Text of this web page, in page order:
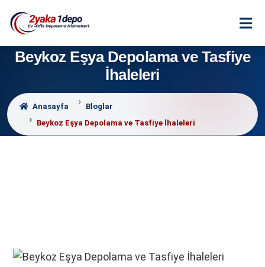
Beykoz Eşya Depolama ve Tasfiye
İhaleleri
Anasayfa
Bloglar
Beykoz Eşya Depolama ve Tasfiye İhaleleri